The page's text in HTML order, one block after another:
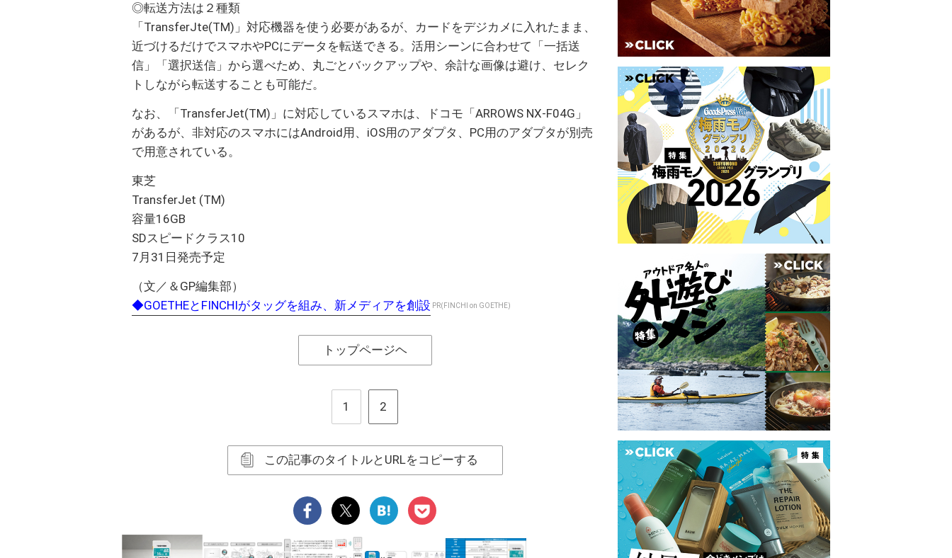
◎転送方法は２種類
「TransferJte(TM)」対応機器を使う必要があるが、カードをデジカメに入れたまま、
近づけるだけでスマホやPCにデータを転送できる。活用シーンに合わせて「一括送
信」「選択送信」から選べため、丸ごとバックアップや、余計な画像は避け、セレク
トしながら転送することも可能だ。
なお、「TransferJet(TM)」に対応しているスマホは、ドコモ「ARROWS NX-F04G」
があるが、非対応のスマホにはAndroid用、iOS用のアダプタ、PC用のアダプタが別売
で用意されている。
東芝
TransferJet (TM)
容量16GB
SDスピードクラス10
7月31日発売予定
（文／＆GP編集部）
◆GOETHEとFINCHIがタッグを組み、新メディアを創設 PR(FINCHI on GOETHE)
トップページヘ
1 2
この記事のタイトルとURLをコピーする